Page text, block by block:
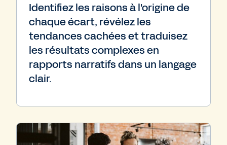
Identifiez les raisons à l'origine de
chaque écart, révélez les
tendances cachées et traduisez
les résultats complexes en
rapports narratifs dans un langage
clair.